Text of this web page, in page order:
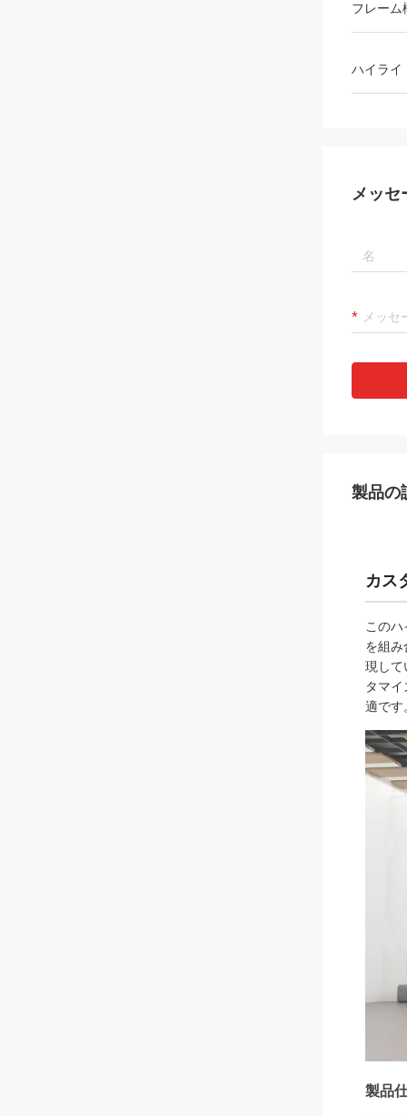
フレーム
ハイライ
メッセ
製品の
カス
この
を組
現して
タマ
適です
製品